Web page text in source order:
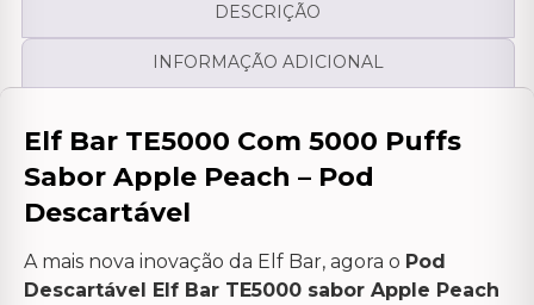
DESCRIÇÃO
INFORMAÇÃO ADICIONAL
Elf Bar TE5000 Com 5000 Puffs
Sabor Apple Peach – Pod
Descartável
A mais nova inovação da Elf Bar, agora o Pod
Descartável Elf Bar TE5000 sabor Apple Peach